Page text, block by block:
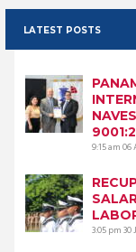
LATEST POSTS
9:15 am06
3:05 pm30